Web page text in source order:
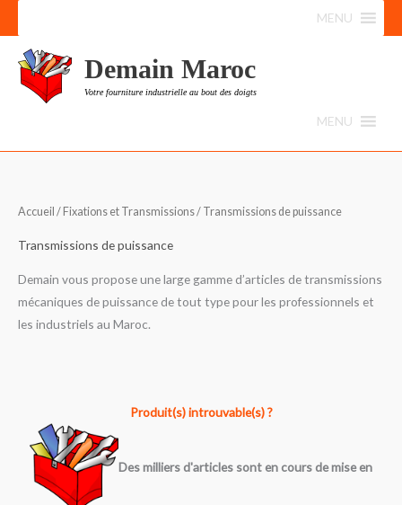
au
contenu
MENU
Demain Maroc
Votre fourniture industrielle au bout des doigts
MENU
Accueil / Fixations et Transmissions/ Transmissions de puissance
Transmissions de puissance
Demain vous propose une large gamme d’articles de transmissions
mécaniques de puissance de tout type pour les professionnels et
les industriels au Maroc.
Produit(s) introuvable(s) ?
Des milliers d'articles sont en cours de mise en